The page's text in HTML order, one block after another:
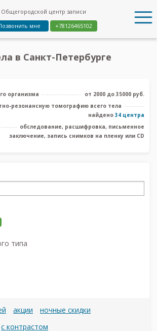
Общегородской центр записи
мне
+78126465102
в Санкт-Петербурге
организма
от 2000 до 35000 руб.
резонансную томографию всего тела
найдено34 центра
обследование, расшифровка, письменное
заключение, запись снимков на пленку или CD
типа
акции
ночные скидки
с контрастом